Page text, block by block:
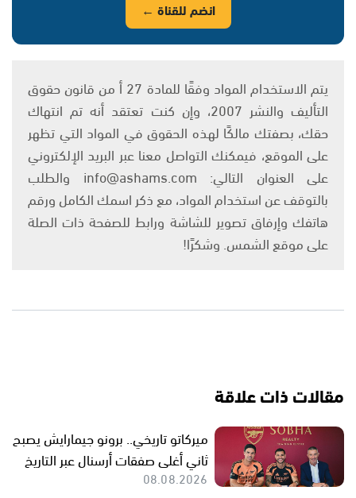
انضم للقناة ←
يتم الاستخدام المواد وفقًا للمادة 27 أ من قانون حقوق
التأليف والنشر 2007، وإن كنت تعتقد أنه تم انتهاك
حقك، بصفتك مالكًا لهذه الحقوق في المواد التي تظهر
على الموقع، فيمكنك التواصل معنا عبر البريد الإلكتروني
على العنوان التالي: info@ashams.com والطلب
بالتوقف عن استخدام المواد، مع ذكر اسمك الكامل ورقم
هاتفك وإرفاق تصوير للشاشة ورابط للصفحة ذات الصلة
على موقع الشمس. وشكرًا!
مقالات ذات علاقة
ميركاتو تاريخي.. برونو جيمارايش يصبح
ثاني أغلى صفقات أرسنال عبر التاريخ
08.08.2026